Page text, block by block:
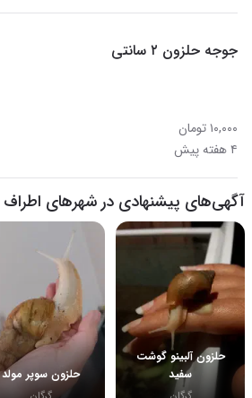
جوجه حلزون ۲ سانتی
۱۰,۰۰۰ تومان
۴ هفته پیش
آگهی‌های پیشنهادی در شهرهای اطراف
حلزون آلبینو گوشت
سفید
حلزون سوپر مولد